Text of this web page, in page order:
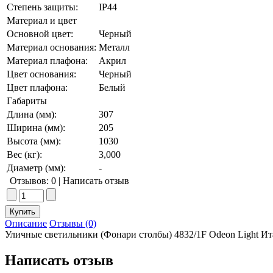
Степень защиты:
IP44
Материал и цвет
Основной цвет:
Черный
Материал основания: Металл
Материал плафона:
Акрил
Цвет основания:
Черный
Цвет плафона:
Белый
Габариты
Длина (мм):
307
Ширина (мм):
205
Высота (мм):
1030
Вес (кг):
3,000
Диаметр (мм):
-
Отзывов: 0 | Написать отзыв
Описание Отзывы (0)
Уличные светильники (Фонари столбы) 4832/1F Odeon Light
Написать отзыв